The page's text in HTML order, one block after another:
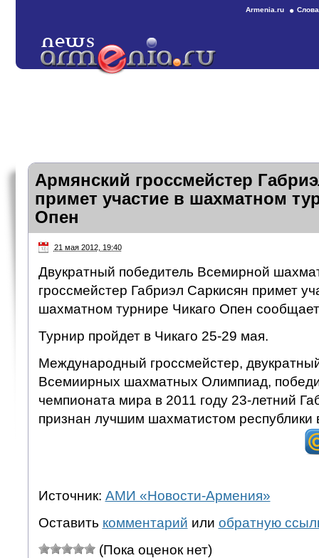
Armenia.ru
Армянский гроссмейстер
примет участие в шахматном
Опен
21 мая 2012, 19:40
Двукратный победитель Всемирной
гроссмейстер Габриэл Саркисян примет
шахматном турнире Чикаго Опен
Турнир пройдет в Чикаго 25-29 мая.
Международный гроссмейстер,
Всемиирных шахматных Олимпиад,
чемпионата мира в 2011 году 23-летний
признан лучшим шахматистом республики
Источник: АМИ «Новости-Армения»
Оставить комментарий или обратную
(Пока оценок нет)